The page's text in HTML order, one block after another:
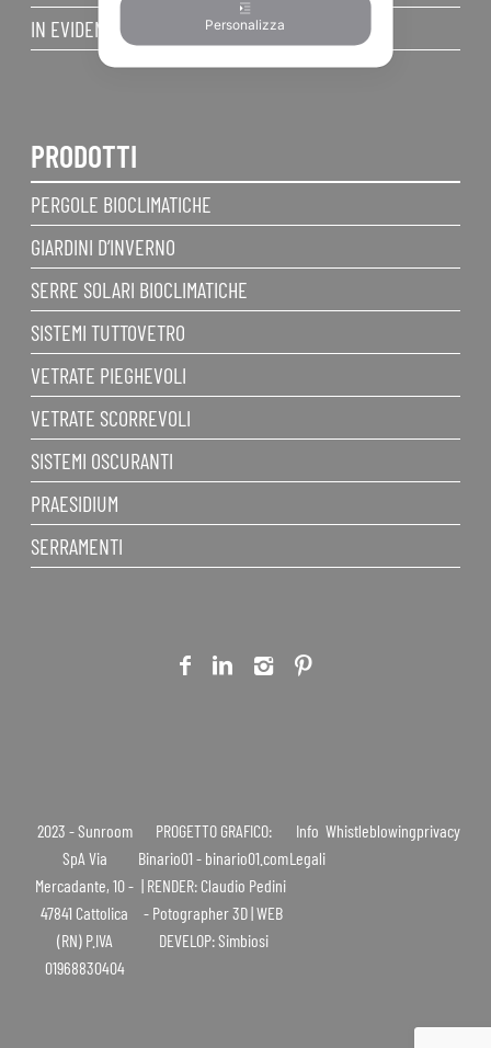
IN EVIDENZA
PRODOTTI
PERGOLE BIOCLIMATICHE
GIARDINI D’INVERNO
SERRE SOLARI BIOCLIMATICHE
SISTEMI TUTTOVETRO
VETRATE PIEGHEVOLI
VETRATE SCORREVOLI
SISTEMI OSCURANTI
PRAESIDIUM
SERRAMENTI
2023 - Sunroom
SpA Via
Mercadante, 10 -
47841 Cattolica
(RN) P.IVA
01968830404
PROGETTO GRAFICO:
Binario01 - binario01.com
| RENDER: Claudio Pedini
- Potographer 3D | WEB
DEVELOP: Simbiosi
Info
Legali
Whistleblowingprivacy
Personalizza